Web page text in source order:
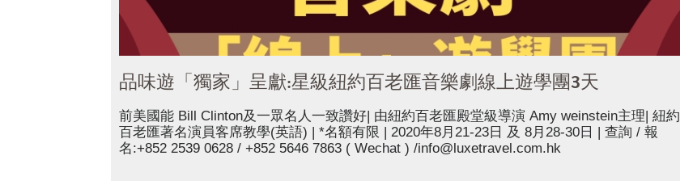
品味遊「獨家」呈獻:星級紐約百老匯音樂劇線上遊學團3天
前美國能 Bill Clinton及一眾名人一致讚好| 由紐約百老匯殿堂級導演 Amy weinstein主理| 紐約
百老匯著名演員客席教學(英語) | *名額有限 | 2020年8月21-23日 及 8月28-30日 | 查詢 / 報
名:+852 2539 0628 / +852 5646 7863 ( Wechat ) /info@luxetravel.com.hk